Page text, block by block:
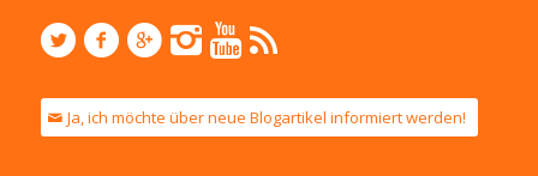
Ja, ich möchte über neue Blogartikel informiert werden!